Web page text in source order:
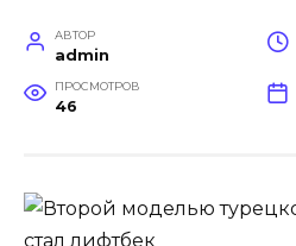
АВТОР
admin
ПРОСМОТРОВ
46